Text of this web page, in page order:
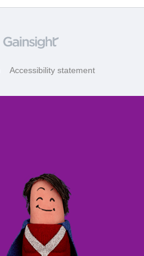
Accessibility statement